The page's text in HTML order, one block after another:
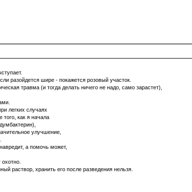
разойдется шире - покажется розовый участок.
травма (и тогда делать ничего не надо, само зарастет),
легких случаях
того, как я начала
улучшение,
а помочь может,
раствор, хранить его после разведения нельзя.